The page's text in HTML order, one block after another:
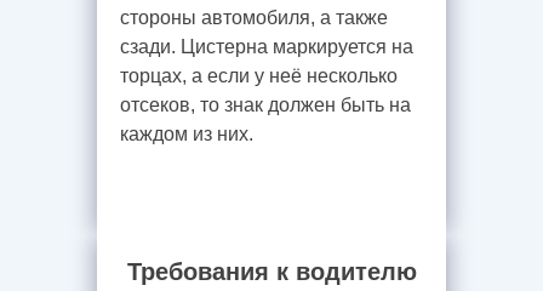
стороны автомобиля, а также
сзади. Цистерна маркируется на
торцах, а если у неё несколько
отсеков, то знак должен быть на
каждом из них.
Требования к водителю